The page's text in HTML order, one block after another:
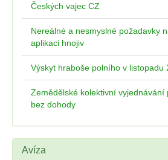
Českých vajec CZ
Nereálné a nesmyslné požadavky
aplikaci hnojiv
Výskyt hraboše polního v listopadu
Zemědělské kolektivní vyjednávání
bez dohody
Avíza